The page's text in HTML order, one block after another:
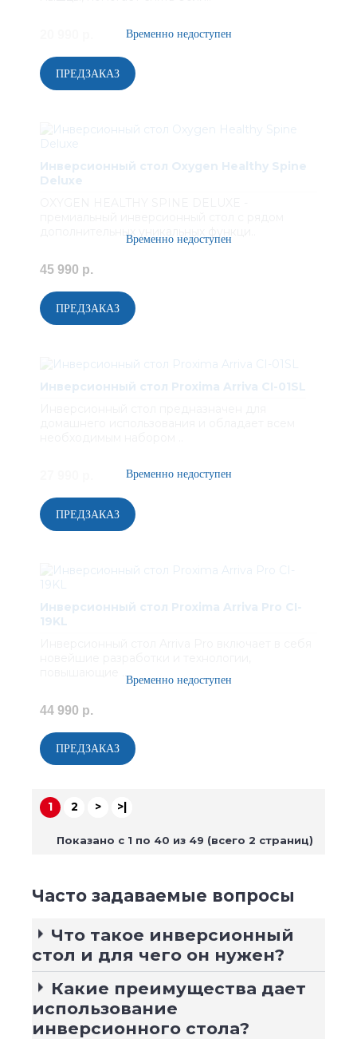
Инверсионный стол Oxygen Healthy Spine
Deluxe
дополнительных уникальных функци..
45 990 р.
Инверсионный стол Proxima Arriva CI-01SL
Инверсионный стол Proxima Arriva Pro CI-
19KL
повышающие ..
44 990 р.
1 2 > >|
Показано с 1 по 40 из 49 (всего 2 страниц)
Часто задаваемые вопросы
Что такое инверсионный
стол и для чего он нужен?
Какие преимущества дает
использование
инверсионного стола?